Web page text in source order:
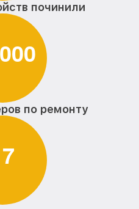
починили
000
по ремонту
7